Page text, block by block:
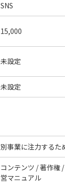
SNS
15,000
未設定
未設定
別事業に注力するた
コンテンツ / 著作権
営マニュアル